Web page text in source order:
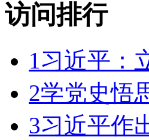
访问排行
1习近平：
2学党史悟
3习近平作